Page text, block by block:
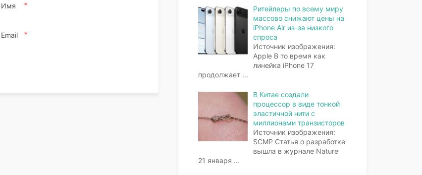
Имя *
Email *
Ритейлеры по всему миру
массово снижают цены на
iPhone Air из-за низкого
спроса
Источник изображения:
Apple В то время как
линейка iPhone 17
продолжает ...
В Китае создали
процессор в виде тонкой
эластичной нити с
миллионами транзисторов
Источник изображения:
SCMP Статья о разработке
вышла в журнале Nature
21 января ...